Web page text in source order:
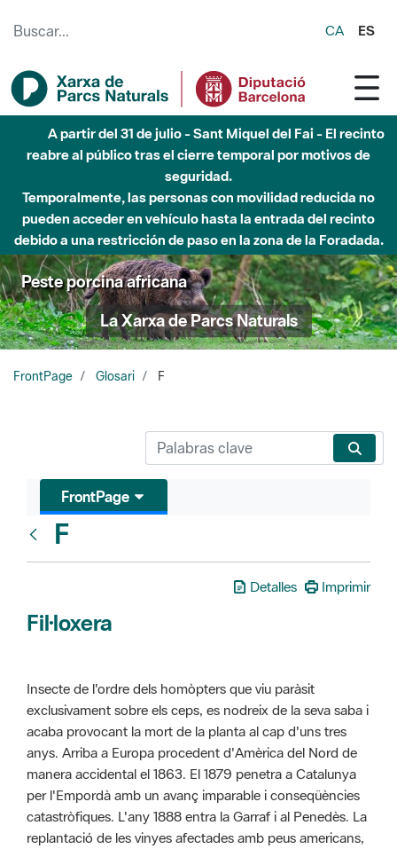
CA ES
A partir del 31 de julio - Sant Miquel del Fai - El recinto
reabre al público tras el cierre temporal por motivos de
seguridad.
Temporalmente, las personas con movilidad reducida no
pueden acceder en vehículo hasta la entrada del recinto
debido a una restricción de paso en la zona de la Foradada.
Peste porcina africana
La Xarxa de Parcs Naturals
FrontPage Glosari F
FrontPage
F
Detalles Imprimir
Fil·loxera
Insecte de l'ordre dels homòpters que viu paràsit
exclusivament sobre els ceps, es nodreix de la seva saba i
acaba provocant la mort de la planta al cap d'uns tres
anys. Arriba a Europa procedent d'Amèrica del Nord de
manera accidental el 1863. El 1879 penetra a Catalunya
per l'Empordà amb un avanç imparable i conseqüències
catastròfiques. L'any 1888 entra la Garraf i al Penedès. La
replantació de les vinyes afectades amb peus americans,